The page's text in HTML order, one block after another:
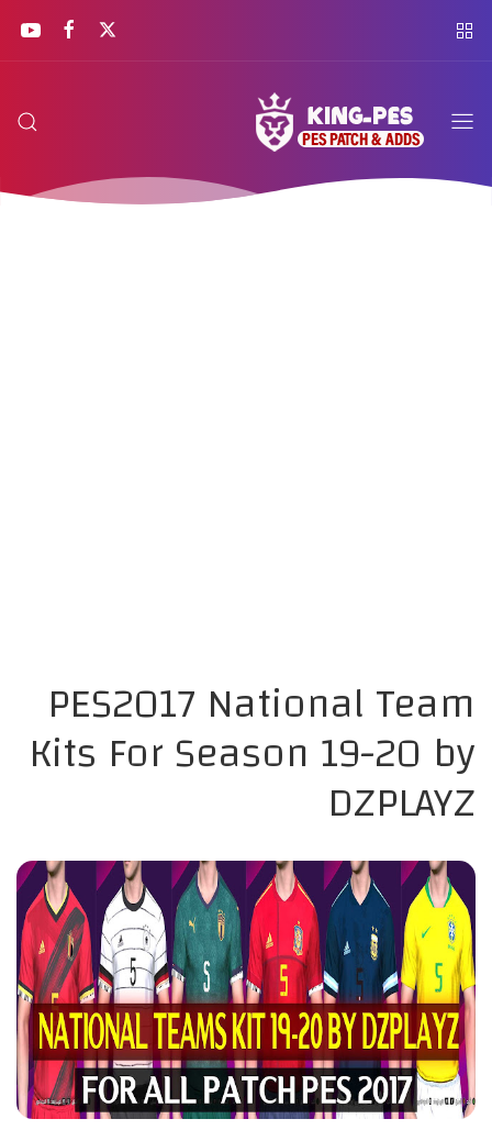
PES2017 National Team
Kits For Season 19-20 by
DZPLAYZ